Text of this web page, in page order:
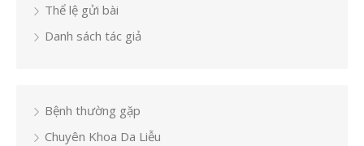
Thể lệ gửi bài
Danh sách tác giả
Bệnh thường gặp
Chuyên Khoa Da Liễu